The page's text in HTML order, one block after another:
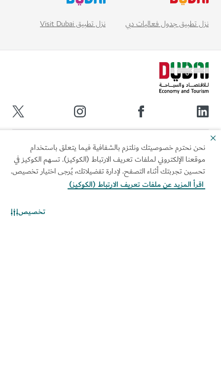
نحن نحترم خصوصيتك ونلتزم بالشفافية فيما يتعلق باستخدام
موقعنا الإلكتروني لملفات تعريف الارتباط (الكوكيز). تسهم الكوكيز في
تحسين تجربتك أثناء التصفح. لإدارة تفضيلاتك، يُرجى اختيار تخصيص.
اقرأ المزيد عن ملفات تعريف الارتباط (الكوكيز)
تخصيص
نزل تطبيق جدول فعاليات دبي نزل تطبيق Visit Dubai
روابط سريعة
مساعدة